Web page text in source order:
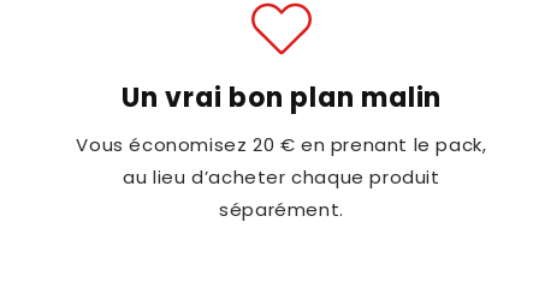
Un vrai bon plan malin
Vous économisez 20 € en prenant le pack,
au lieu d’acheter chaque produit
séparément.